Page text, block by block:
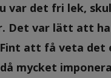
det fri lek,
Det var lätt att
att få veta det
mycket